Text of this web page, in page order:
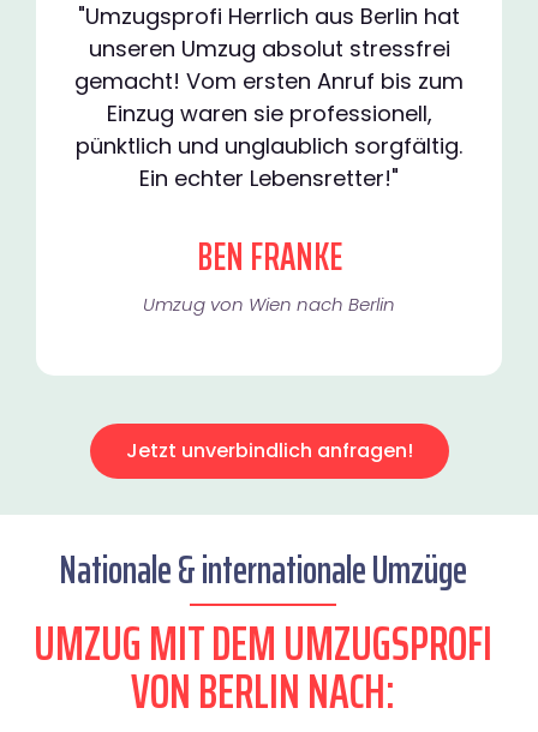
"Umzugsprofi Herrlich aus Berlin hat
unseren Umzug absolut stressfrei
gemacht! Vom ersten Anruf bis zum
Einzug waren sie professionell,
pünktlich und unglaublich sorgfältig.
Ein echter Lebensretter!"
BEN FRANKE
Umzug von Wien nach Berlin
Jetzt unverbindlich anfragen!
Nationale & internationale Umzüge
UMZUG MIT DEM UMZUGSPROFI
VON BERLIN NACH: